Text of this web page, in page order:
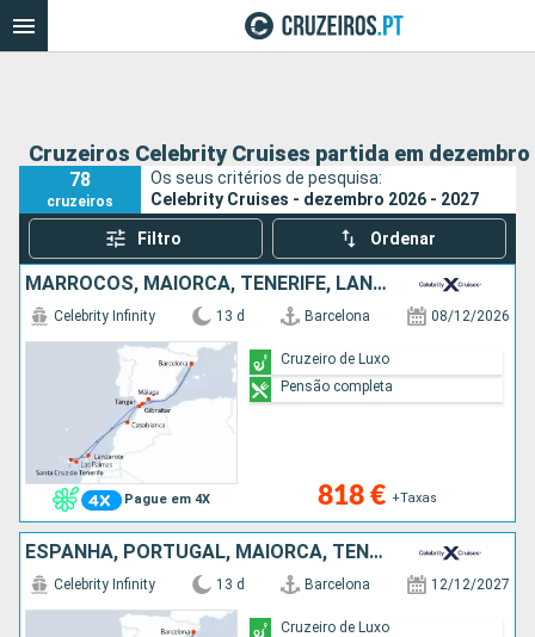
Cruzeiros Celebrity Cruises partida em dezembro
78
cruzeiros
Os seus critérios de pesquisa:
Celebrity Cruises - dezembro 2026 - 2027
Filtro Ordenar
MARROCOS, MAIORCA, TENERIFE, LANZAROTE, GIBRALTAR, ESPANHA
Pague em 4X
Celebrity Infinity 13 d Barcelona 08/12/2026
818 € +Taxas
Cruzeiro de Luxo
Pensão completa
ESPANHA, PORTUGAL, MAIORCA, TENERIFE, LANZAROTE, MARROCOS
Celebrity Infinity 13 d Barcelona 12/12/2027
Cruzeiro de Luxo